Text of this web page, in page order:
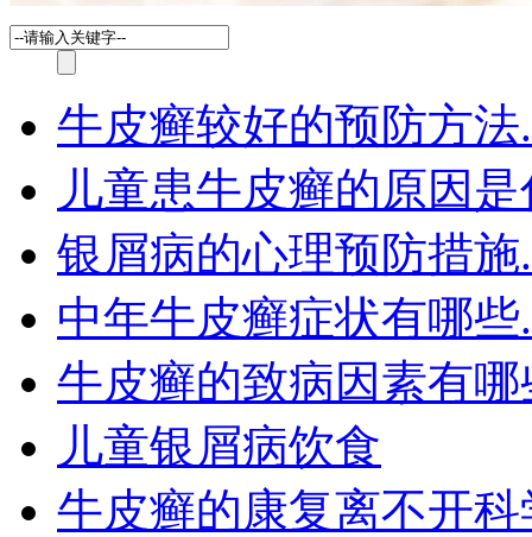
牛皮癣较好的预防方法.
儿童患牛皮癣的原因
银屑病的心理预防措施.
中年牛皮癣症状有哪些.
牛皮癣的致病因素有哪
儿童银屑病饮食
牛皮癣的康复离不开